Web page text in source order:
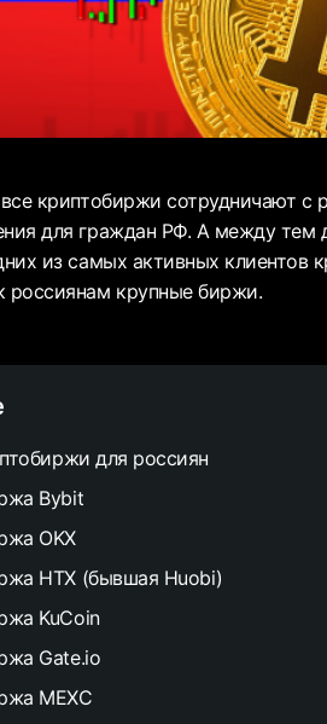
криптобиржи сотрудничают с
для граждан РФ. А между
из самых активных клиентов
россиянам крупные биржи.
для россиян
Bybit
OKX
HTX (бывшая Huobi)
KuCoin
Gate.io
MEXC